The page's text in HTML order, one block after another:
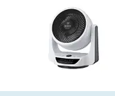
mit seinen